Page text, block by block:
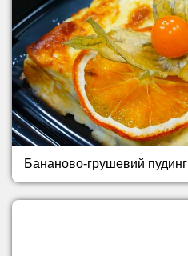
Бананово-грушевий пудинг